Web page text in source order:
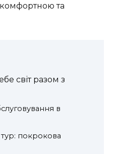
та
світ разом з
в
покрокова